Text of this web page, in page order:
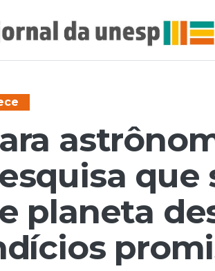
que
planeta